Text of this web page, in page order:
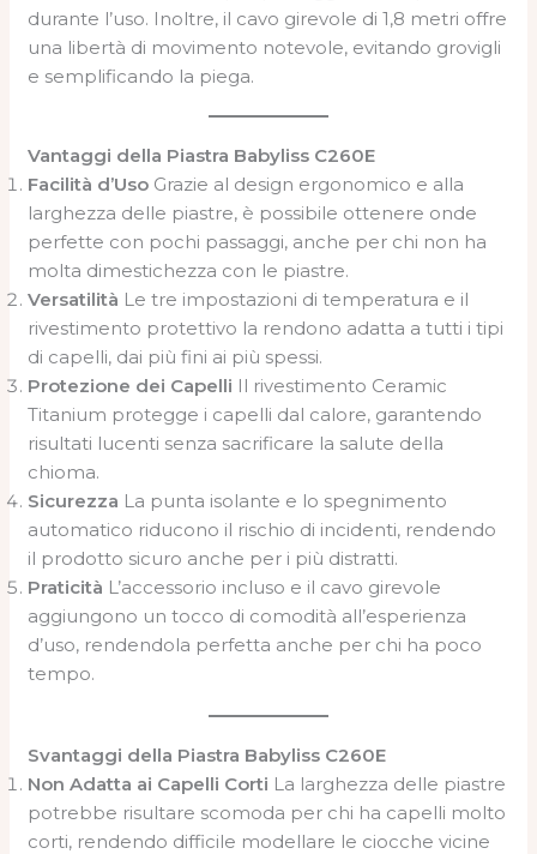
durante l’uso. Inoltre, il cavo girevole di 1,8 metri offre
una libertà di movimento notevole, evitando grovigli
e semplificando la piega.
Vantaggi della Piastra Babyliss C260E
Facilità d’Uso Grazie al design ergonomico e alla
larghezza delle piastre, è possibile ottenere onde
perfette con pochi passaggi, anche per chi non ha
molta dimestichezza con le piastre.
Versatilità Le tre impostazioni di temperatura e il
rivestimento protettivo la rendono adatta a tutti i tipi
di capelli, dai più fini ai più spessi.
Protezione dei Capelli Il rivestimento Ceramic
Titanium protegge i capelli dal calore, garantendo
risultati lucenti senza sacrificare la salute della
chioma.
Sicurezza La punta isolante e lo spegnimento
automatico riducono il rischio di incidenti, rendendo
il prodotto sicuro anche per i più distratti.
Praticità L’accessorio incluso e il cavo girevole
aggiungono un tocco di comodità all’esperienza
d’uso, rendendola perfetta anche per chi ha poco
tempo.
Svantaggi della Piastra Babyliss C260E
Non Adatta ai Capelli Corti La larghezza delle piastre
potrebbe risultare scomoda per chi ha capelli molto
corti, rendendo difficile modellare le ciocche vicine